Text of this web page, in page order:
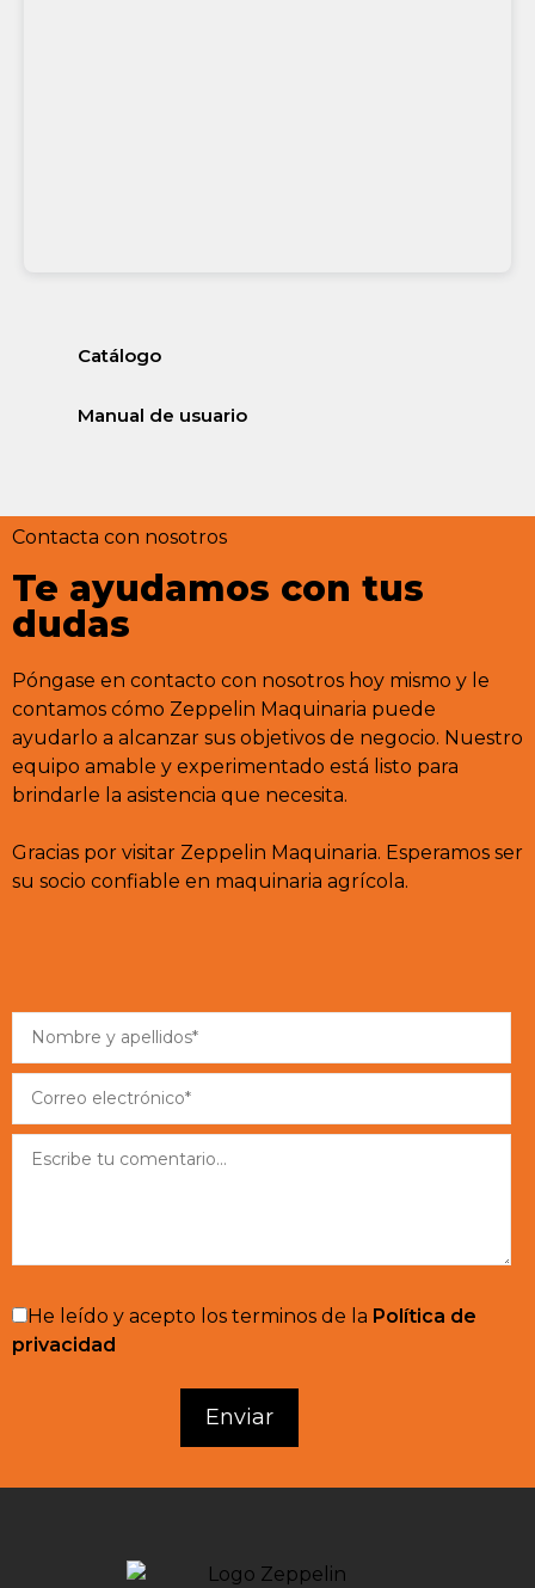
Catálogo
Manual de usuario
Contacta con nosotros
Te ayudamos con tus
dudas
Póngase en contacto con nosotros hoy mismo y le
contamos cómo Zeppelin Maquinaria puede
ayudarlo a alcanzar sus objetivos de negocio. Nuestro
equipo amable y experimentado está listo para
brindarle la asistencia que necesita.
Gracias por visitar Zeppelin Maquinaria. Esperamos ser
su socio confiable en maquinaria agrícola.
He leído y acepto los terminos de la Política de
privacidad